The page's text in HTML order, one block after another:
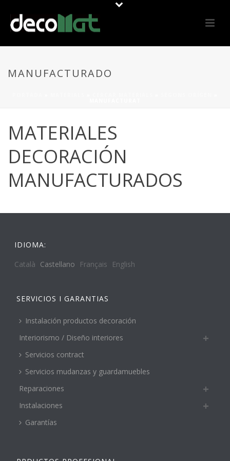
MANUFACTURADO
MATERIALES
DECORACIÓN
MANUFACTURADOS
IDIOMA:
Català Castellano Français English
SERVICIOS I GARANTIAS
Instalación productos decoración
Interiorismo / Diseño interiores
Servicios contract
Servicios mudanzas y guardamuebles
Reparaciones
Instalaciones
Garantías